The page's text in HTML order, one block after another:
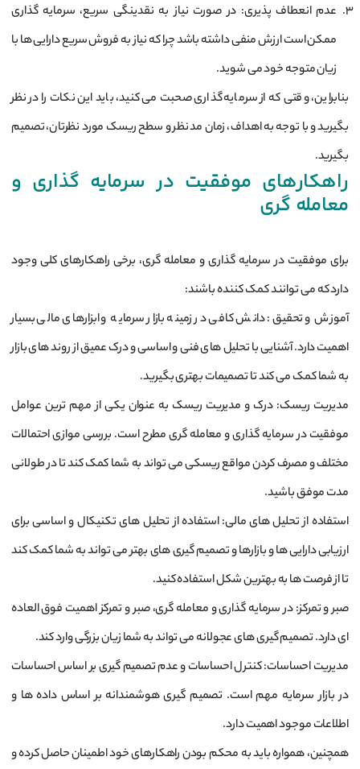
عدم انعطاف ‌پذیری: در صورت نیاز به نقدینگی سریع، سرمایه ‌گذاری
ممکن است ارزش منفی داشته باشد چرا که نیاز به فروش سریع دارایی ‌ها با
زیان متوجه خود می ‌شوید.
بنابراین، وقتی که از سرمایه ‌گذاری صحبت می ‌کنید، باید این نکات را در نظر
بگیرید و با توجه به اهداف، زمان مد نظر و سطح ریسک مورد نظرتان، تصمیم
بگیرید.
راهکارهای موفقیت در سرمایه‌ گذاری و
معامله گری
برای موفقیت در سرمایه‌ گذاری و معامله ‌گری، برخی راهکارهای کلی وجود
دارد که می‌ توانند کمک کننده باشند:
آموزش و تحقیق: دانش کافی در زمینه بازار سرمایه و ابزارهای مالی بسیار
اهمیت دارد. آشنایی با تحلیل‌ های فنی و اساسی و درک عمیق از روند های بازار
به شما کمک می‌ کند تا تصمیمات بهتری بگیرید.
مدیریت ریسک: درک و مدیریت ریسک به عنوان یکی از مهم ‌ترین عوامل
موفقیت در سرمایه ‌گذاری و معامله‌ گری مطرح است. بررسی موازی احتمالات
مختلف و مصرف کردن مواقع ریسکی می ‌تواند به شما کمک کند تا در طولانی
مدت موفق باشید.
استفاده از تحلیل‌ های مالی: استفاده از تحلیل‌ های تکنیکال و اساسی برای
ارزیابی دارایی‌ ها و بازارها و تصمیم ‌گیری ‌های بهتر می ‌تواند به شما کمک کند
تا از فرصت‌ ها به بهترین شکل استفاده کنید.
صبر و تمرکز: در سرمایه ‌گذاری و معامله ‌گری، صبر و تمرکز اهمیت فوق ‌العاده
‌ای دارد. تصمیم ‌گیری‌ های عجولانه می ‌تواند به شما زیان بزرگی وارد کند.
مدیریت احساسات: کنترل احساسات و عدم تصمیم‌ گیری بر اساس احساسات
در بازار سرمایه مهم است. تصمیم ‌گیری هوشمندانه بر اساس داده‌ ها و
اطلاعات موجود اهمیت دارد.
همچنین، همواره باید به محکم بودن راهکارهای خود اطمینان حاصل کرده و